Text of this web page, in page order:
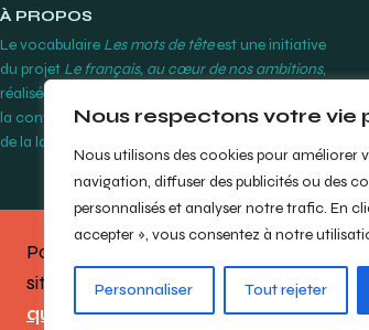
Nous respectons votre vie
Nous utilisons des cookies pour améliorer
navigation, diffuser des publicités ou des
personnalisés et analyser notre trafic. En
accepter », vous consentez à notre
Personnaliser Tout rejeter
À PROPOS
Le vocabulaire Les mots de têteest une initiative
du projet Le français, au cœur de nos ambitions,
réalisée par le Cégep Édouard-Montpetit grâce à
la contribution financière de l’Office québécois
de la langue française.
Partagez votre opinion sur le
site en répondant à notrebref
questionnaire.